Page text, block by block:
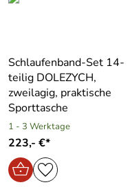
Schlaufenband-Set 14-
teilig DOLEZYCH,
zweilagig, praktische
Sporttasche
1 - 3 Werktage
223,- €*